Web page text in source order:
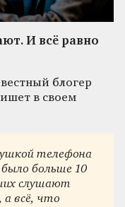
И всё равно
блогер
в своем
телефона
больше 10
слушают
а всё, что